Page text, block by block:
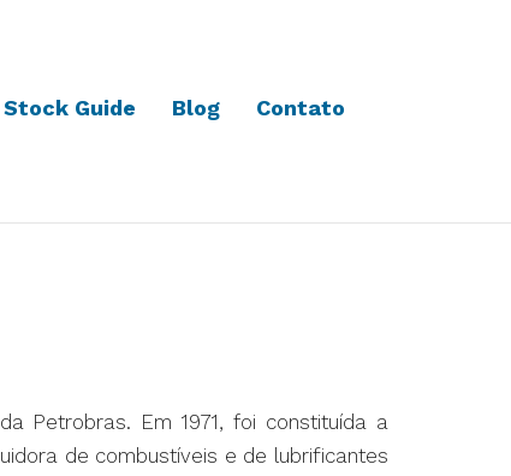
Stock Guide Blog
Contato
Petrobras. Em 1971, foi constituída a
de combustíveis e de lubrificantes